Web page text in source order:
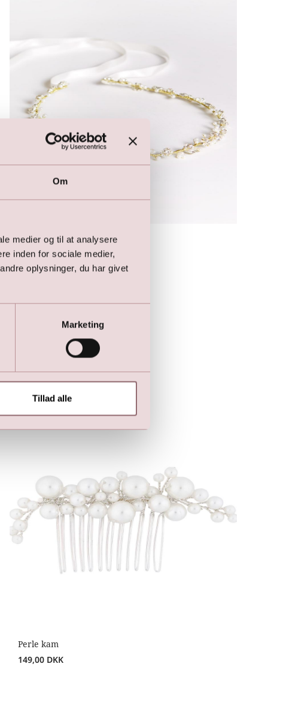
Om
medier og til at analysere
inden for sociale medier,
oplysninger, du har givet
Marketing
Tillad alle
Hårbånd
599,00 DKK
Perle kam
149,00 DKK